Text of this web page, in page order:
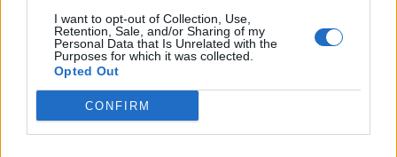
I want to opt-out of Collection, Use,
Retention, Sale, and/or Sharing of my
Personal Data that Is Unrelated with the
Purposes for which it was collected.
Opted Out
CONFIRM
Crea una cuenta atrás para el evento que
quieras
¿Qué día crearías tu?
Calendarios